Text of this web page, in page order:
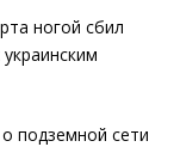
ногой сбил
подземной сети